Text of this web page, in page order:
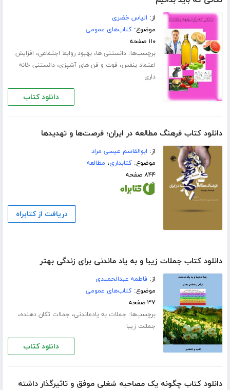
از: الیاس خضری
موضوع:کتاب‌های عمومی
۱۱۰ صفحه
برچسب‌ها:دانستنی ها،بهبود روابط اجتماعی، افزایش
اعتماد بنفس، فوت و فن های آشپزی،دانستنی خانه
داری
دانلود کتاب
دانلود کتاب فرهنگ مطالعه در ایران؛ فرصت‌ها و تهدیدها
از: ابوالقاسم عیسی مراد
موضوع:کتابداری، مطالعه
۸۴۴ صفحه
دریافت از کتابراه
دانلود کتاب جملات زیبا و به یاد ماندنی برای زندگی بهتر
از:فاطمه عبدالحمیدی
موضوع:کتاب‌های عمومی
۳۷ صفحه
برچسب‌ها: جملات به یادماندنی، جملات تکان دهنده،
جملات زیبا
دانلود کتاب
دانلود کتاب چگونه یک مصاحبه شغلی موفق و تاثیرگذار داشته